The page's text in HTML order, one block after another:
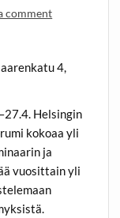
comment
4,
Helsingin
kokoaa yli
ja
vuosittain yli